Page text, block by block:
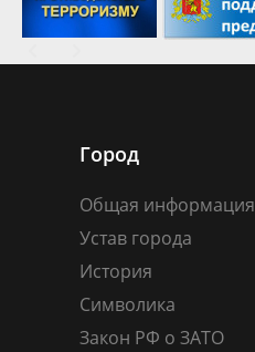
Город
Общая информация
Устав города
История
Символика
Закон РФ о ЗАТО